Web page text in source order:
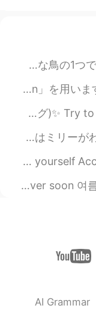
Sometimes I
开心一点啊，
Are you
おはようございます。 過去1年間、家の近くでカラスを
自然な英語を喋れるコツ#57 ネイティブスピー
Would anyone like to
ミリーはもはや子どもではありません。でも彼女はまだ雨が
Remember to be
I wanna come back summer and
AI Grammar